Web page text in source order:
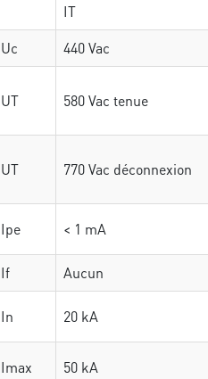
IT
Uc
440 Vac
UT 580 Vac tenue
UT 770 Vac déconnexion
Ipe < 1 mA
If
Aucun
In 20 kA
Imax 50 kA